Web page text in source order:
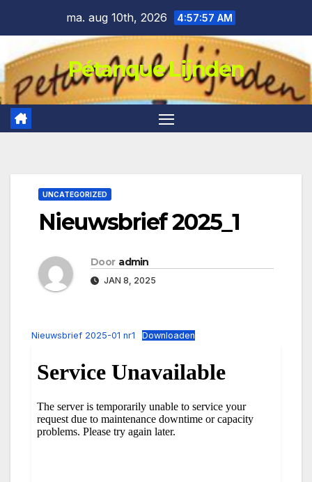
inhoud
ma. aug 10th, 2026 4:57:58 AM
Pétanque Lijnden
UNCATEGORIZED
Nieuwsbrief 2025_1
Door admin
JAN 8, 2025
Nieuwsbrief 2025-01 nr1 Downloaden